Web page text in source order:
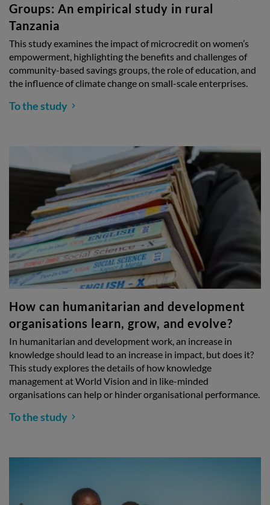
Groups: An empirical study in rural
Tanzania
This study examines the impact of microcredit on women’s
empowerment, highlighting the benefits and challenges of
community-based savings groups, the role of education, and
the influence of climate change on small-scale enterprises.
To the study
How can humanitarian and development
organisations learn, grow, and evolve?
In humanitarian and development work, an increase in
knowledge should lead to an increase in impact, but does it?
This study explores the details of how knowledge
management at World Vision and in like-minded
organisations can help or hinder organisational performance.
To the study